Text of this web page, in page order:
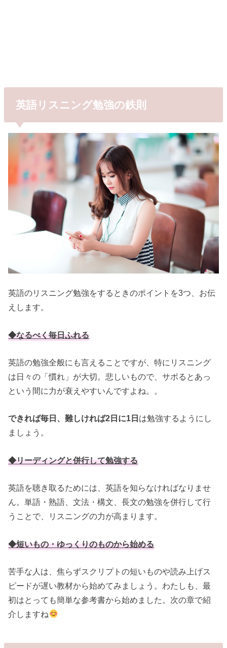
英語リスニング勉強の鉄則
英語のリスニング勉強をするときのポイントを3つ、お伝
えします。
◆なるべく毎日ふれる
英語の勉強全般にも言えることですが、特にリスニング
は日々の「慣れ」が大切。悲しいもので、サボるとあっ
という間に力が衰えやすいんですよね。。
できれば毎日、難しければ2日に1日 は勉強するようにし
ましょう。
◆リーディングと併行して勉強する
英語を聴き取るためには、英語を知らなければなりませ
ん。単語・熟語、文法・構文、長文の勉強を併行して行
うことで、リスニングの力が高まります。
◆短いもの・ゆっくりのものから始める
苦手な人は、焦らずスクリプトの短いものや読み上げス
ピードが遅い教材から始めてみましょう。わたしも、最
初はとっても簡単な参考書から始めました。次の章で紹
介しますね